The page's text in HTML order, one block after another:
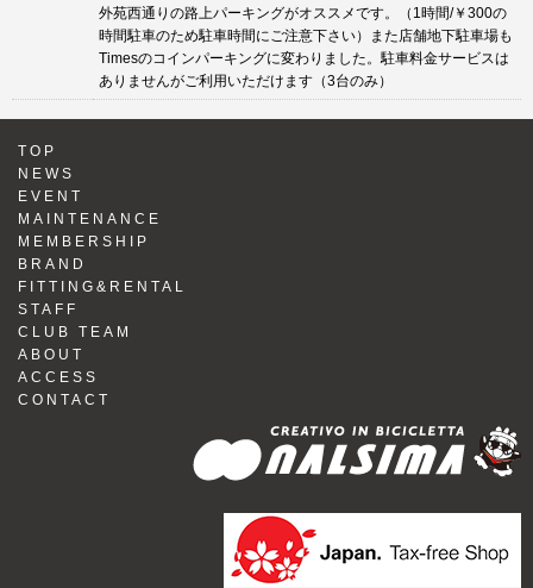
外苑西通りの路上パーキングがオススメです。（1時間/￥300の
時間駐車のため駐車時間にご注意下さい）また店舗地下駐車場も
Timesのコインパーキングに変わりました。駐車料金サービスは
ありませんがご利用いただけます（3台のみ）
TOP
NEWS
EVENT
MAINTENANCE
MEMBERSHIP
BRAND
FITTING&RENTAL
STAFF
CLUB TEAM
ABOUT
ACCESS
CONTACT